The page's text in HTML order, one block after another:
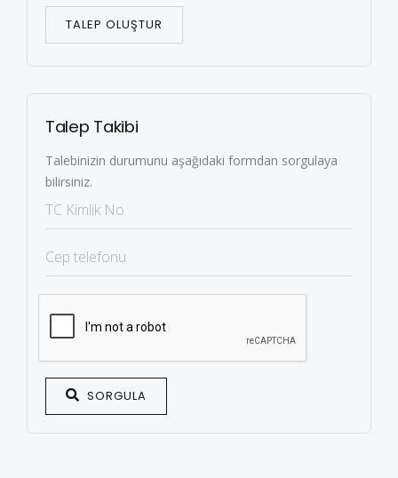
TALEP OLUŞTUR
Talep Takibi
Talebinizin durumunu aşağıdaki formdan sorgulaya
bilirsiniz.
SORGULA